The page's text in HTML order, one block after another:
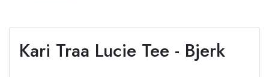
Kari Traa Lucie Tee - Bjerk